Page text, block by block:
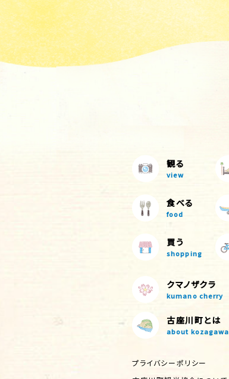
観る
view
食べる
food
買う
shopping
クマノザクラ
kumano cherry
古座川町とは
about kozagawa
プライバシーポリシー